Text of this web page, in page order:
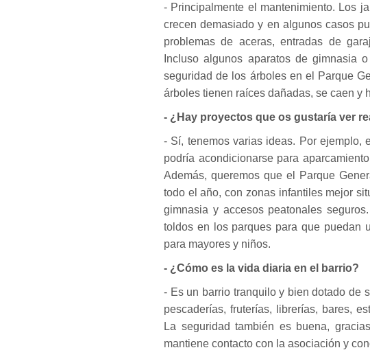
- Principalmente el mantenimiento. Los
crecen demasiado y en algunos casos
problemas de aceras, entradas de
Incluso algunos aparatos de gimnasia
seguridad de los árboles en el Parque
árboles tienen raíces dañadas, se caen y
- ¿Hay proyectos que os gustaría ver
- Sí, tenemos varias ideas. Por ejemplo,
podría acondicionarse para
Además, queremos que el Parque
todo el año, con zonas infantiles mejor
gimnasia y accesos peatonales
toldos en los parques para que puedan
para mayores y niños.
- ¿Cómo es la vida diaria en el barrio?
- Es un barrio tranquilo y bien dotado de
pescaderías, fruterías, librerías, bares,
La seguridad también es buena,
mantiene contacto con la asociación y